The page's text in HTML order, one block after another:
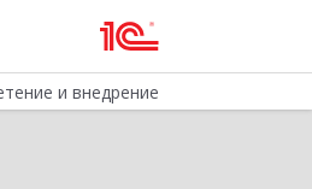
и внедрение